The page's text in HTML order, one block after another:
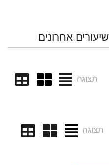
שיעורים אחרונים
תצוגה
תצוגה